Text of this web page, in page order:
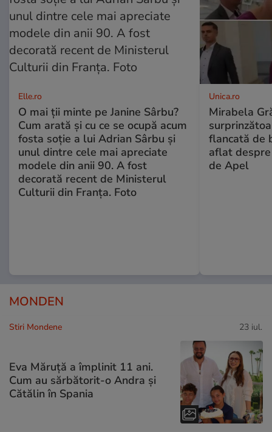
Elle.ro
O mai ții minte pe Janine Sârbu?
Cum arată și cu ce se ocupă acum
fosta soție a lui Adrian Sârbu și
unul dintre cele mai apreciate
modele din anii 90. A fost
decorată recent de Ministerul
Culturii din Franța. Foto
Unica.ro
Mirabela
flancată de
aflat
de Apel
MONDEN
Stiri Mondene 23 iul.
Eva Măruță a împlinit 11 ani.
Cum au sărbătorit-o Andra și
Cătălin în Spania